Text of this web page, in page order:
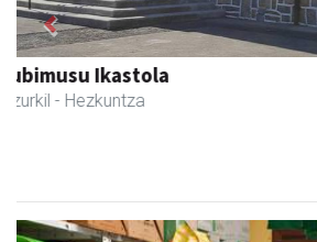
Zizurkilgo Udala
Zizurkil - Udaletxeak
Previous